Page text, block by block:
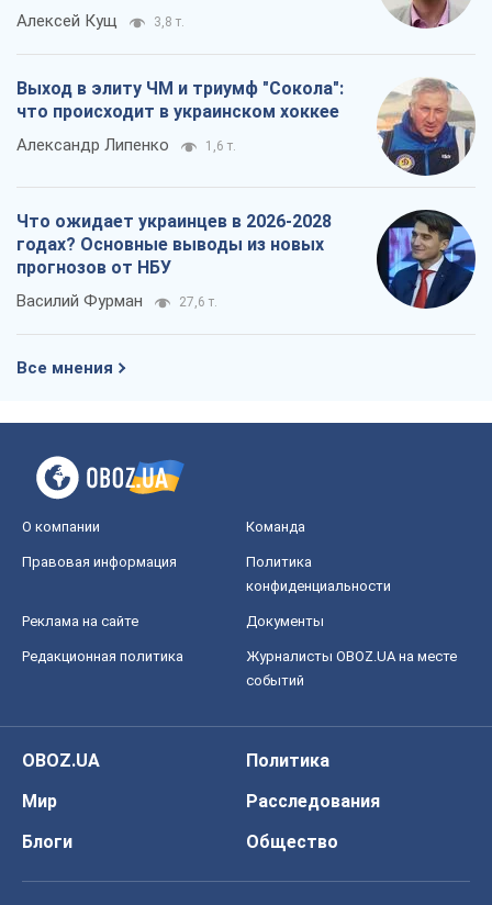
Алексей Кущ 3,8 т.
Выход в элиту ЧМ и триумф "Сокола":
что происходит в украинском хоккее
Александр Липенко 1,6 т.
Что ожидает украинцев в 2026-2028
годах? Основные выводы из новых
прогнозов от НБУ
Василий Фурман 27,6 т.
Все мнения
О компании Команда
Правовая информация
Политика
конфиденциальности
Реклама на сайте Документы
Редакционная политика
Журналисты OBOZ.UA на месте
событий
OBOZ.UA
Политика
Мир
Расследования
Блоги
Общество